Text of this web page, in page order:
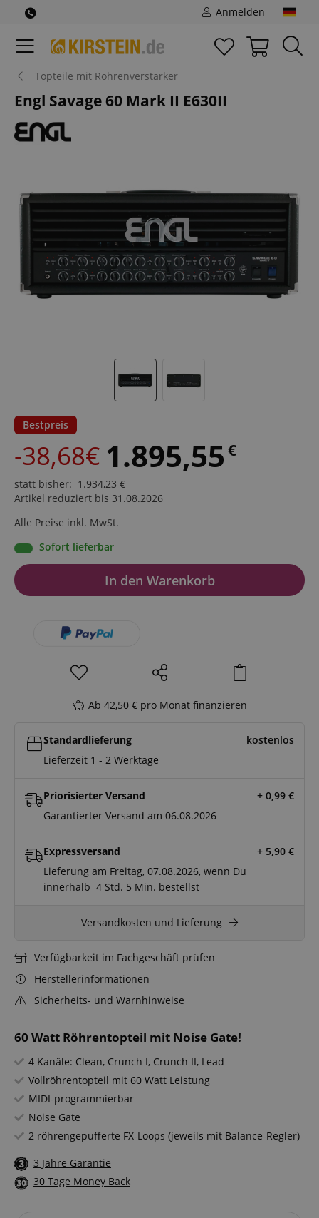
Anmelden
Topteile mit Röhrenverstärker
Engl Savage 60 Mark II E630II
60 Watt Röhrentopteil mit Noise Gate!
4 Kanäle: Clean, Crunch I, Crunch II, Lead
Vollröhrentopteil mit 60 Watt Leistung
MIDI-programmierbar
Noise Gate
2 röhrengepufferte FX-Loops (jeweils mit Balance-Regler)
3 Jahre Garantie
30 Tage Money Back
Bestpreis
-38,68€ 1.895,55 €
statt bisher: 1.934,23 €
Artikel reduziert bis 31.08.2026
Alle Preise inkl. MwSt.
Sofort lieferbar
In den Warenkorb
Ab 42,50 € pro Monat finanzieren
Standardlieferung
kostenlos
Lieferzeit 1 - 2 Werktage
Priorisierter Versand + 0,99 €
Garantierter Versand am 06.08.2026
Expressversand + 5,90 €
Lieferung am Freitag, 07.08.2026, wenn Du
innerhalb 4 Std. 5 Min. bestellst
Versandkosten und Lieferung
Verfügbarkeit im Fachgeschäft prüfen
Herstellerinformationen
Sicherheits- und Warnhinweise